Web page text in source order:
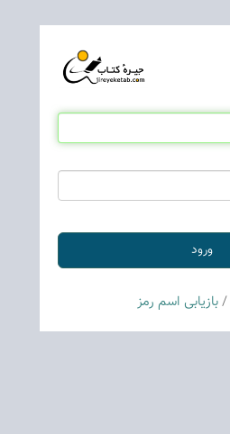
/بازیابی اسم رمز